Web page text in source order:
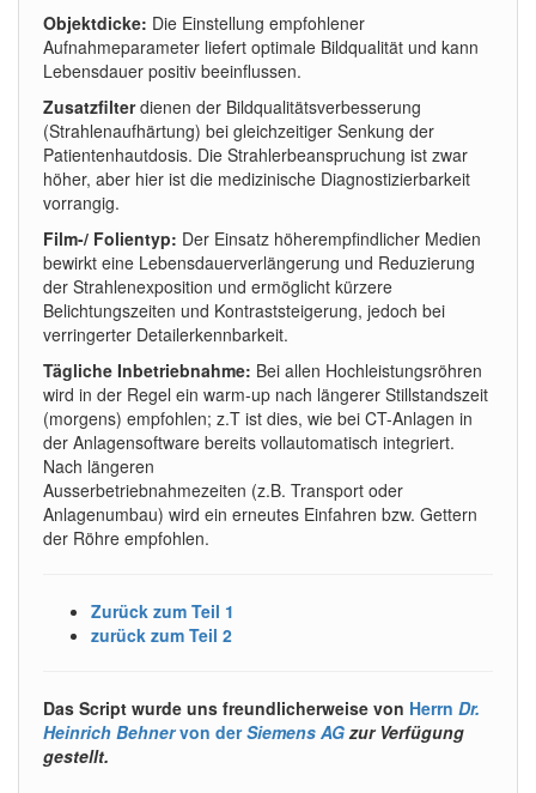
Objektdicke: Die Einstellung empfohlener
Aufnahmeparameter liefert optimale Bildqualität und kann
Lebensdauer positiv beeinflussen.
Zusatzfilterdienen der Bildqualitätsverbesserung
(Strahlenaufhärtung) bei gleichzeitiger Senkung der
Patientenhautdosis. Die Strahlerbeanspruchung ist zwar
höher, aber hier ist die medizinische Diagnostizierbarkeit
vorrangig.
Film-/ Folientyp: Der Einsatz höherempfindlicher Medien
bewirkt eine Lebensdauerverlängerung und Reduzierung
der Strahlenexposition und ermöglicht kürzere
Belichtungszeiten und Kontraststeigerung, jedoch bei
verringerter Detailerkennbarkeit.
Tägliche Inbetriebnahme: Bei allen Hochleistungsröhren
wird in der Regel ein warm-up nach längerer Stillstandszeit
(morgens) empfohlen; z.T ist dies, wie bei CT-Anlagen in
der Anlagensoftware bereits vollautomatisch integriert.
Nach längeren
Ausserbetriebnahmezeiten (z.B. Transport oder
Anlagenumbau) wird ein erneutes Einfahren bzw. Gettern
der Röhre empfohlen.
Zurück zum Teil 1
zurück zum Teil 2
Das Script wurde uns freundlicherweise von Herrn Dr.
Heinrich Behnervon derSiemens AGzur Verfügung
gestellt.